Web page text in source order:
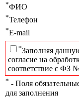
*ФИО
*Телефон
*E-mail
*Заполняя
согласие на
соответствие с ФЗ
* - Поля
для заполнения